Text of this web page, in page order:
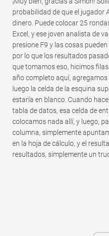
probabilidad de que el jugador
dinero. Puede colocar 25
Excel, y ese joven analista de
presione F9 y las cosas
por lo que los resultados
que tomamos eso, hicimos
año completo aquí,
luego la celda de la esquina
estaría en blanco. Cuando
tabla de datos, esa celda de
colocamos nada allí, y luego,
columna, simplemente
en la hoja de cálculo, y el
resultados, simplemente un